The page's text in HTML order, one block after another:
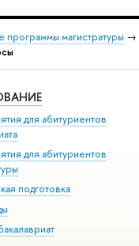
программы магистратуры →
для абитуриентов
для абитуриентов
подготовка